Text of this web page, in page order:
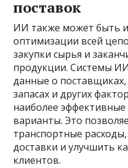
поставок
ИИ также может быть
оптимизации всей
закупки сырья и
продукции. Системы
данные о поставщиках,
запасах и других
наиболее
варианты. Это
транспортные
доставки и улучшить
клиентов.